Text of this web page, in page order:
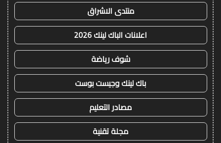
منتدى الاشراق
اعلانات الباك لينك 2026
شوف رياضة
باك لينك وجيست بوست
مصادر التعليم
مجلة تقنية